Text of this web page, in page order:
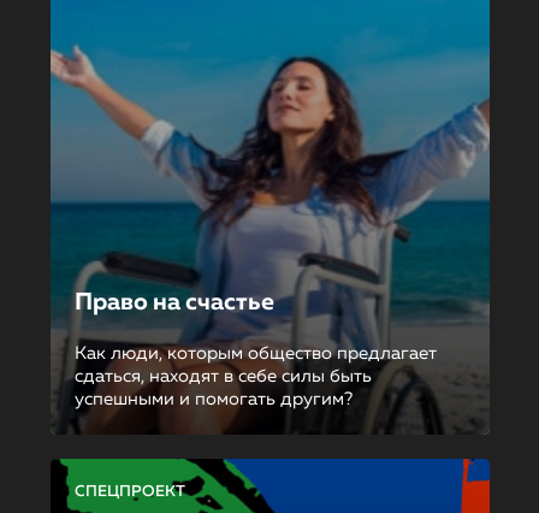
Право на счастье
Как люди, которым общество предлагает
сдаться, находят в себе силы быть
успешными и помогать другим?
СПЕЦПРОЕКТ